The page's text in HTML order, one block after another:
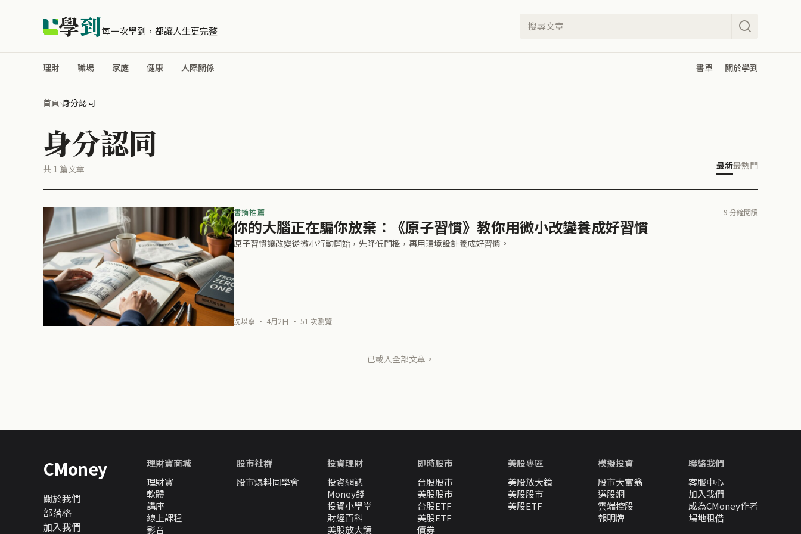
學到每一次學到，都讓人生更完整
理財 職場 家庭 健康 人際關係 書單 關於學到
首頁›身分認同
身分認同
共 1 篇文章 最新最熱門
書摘推薦 9 分鐘閱讀
你的大腦正在騙你放棄：《原子習慣》教你用微小改變養成好習慣
原子習慣讓改變從微小行動開始，先降低門檻，再用環境設計養成好習慣。
沈以寧 · 4月2日 · 51 次瀏覽
已載入全部文章。
CMoney
關於我們
部落格
加入我們
理財寶商城
理財寶
軟體
講座
線上課程
影音
股市社群
股市爆料同學會
投資理財
投資網誌
Money錢
投資小學堂
財經百科
美股放大鏡
即時股市
台股股市
美股股市
台股ETF
美股ETF
債券
美股專區
美股放大鏡
美股股市
美股ETF
模擬投資
股市大富翁
選股網
雲端控股
報明牌
聯絡我們
客服中心
加入我們
成為CMoney作者
場地租借